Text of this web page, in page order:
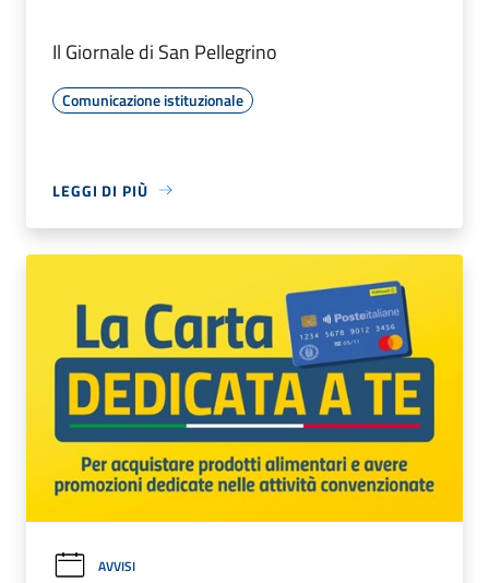
Il Giornale di San Pellegrino
Comunicazione istituzionale
LEGGI DI PIÙ
AVVISI